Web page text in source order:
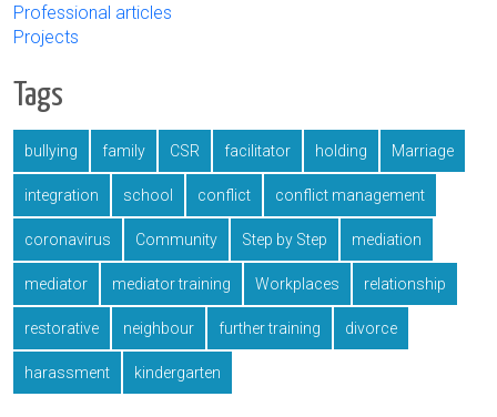
Professional articles
Projects
Tags
bullying family CSR facilitator holding Marriage
integration school conflict conflict management
coronavirus Community Step by Step mediation
mediator mediator training Workplaces relationship
restorative neighbour further training divorce
harassment kindergarten